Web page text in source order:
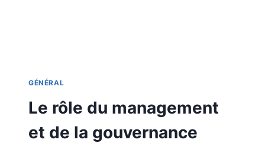
GÉNÉRAL
Le rôle du management
et de la gouvernance